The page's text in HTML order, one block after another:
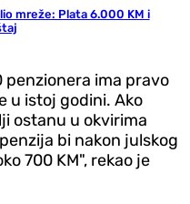
mreže: Plata 6.000 KM i
penzionera ima pravo
u istoj godini. Ako
ostanu u okvirima
bi nakon julskog
700 KM", rekao je